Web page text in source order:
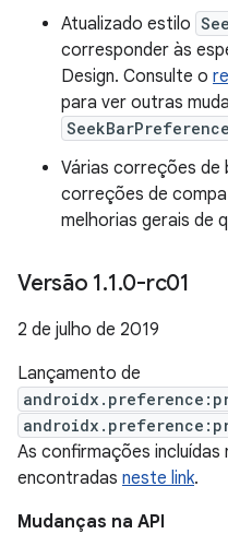
Atualizado estilo
corresponder às
Design. Consulte o
para ver outras
SeekBarPreference
Várias correções de
correções de
melhorias gerais de
Versão 1.1.0-rc01
2 de julho de 2019
Lançamento de
As confirmações
encontradas neste link.
Mudanças na API